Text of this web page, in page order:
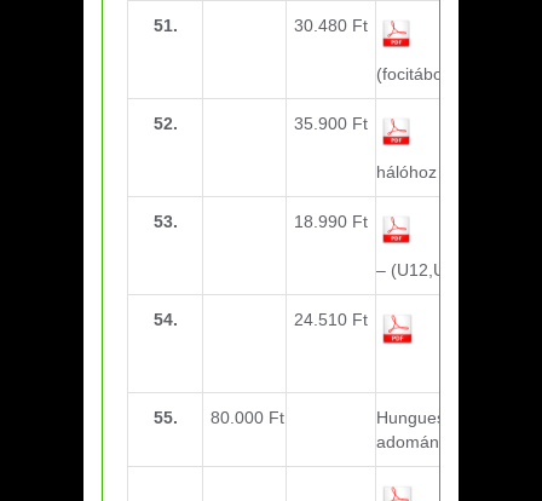
51. 30.480 Ft
(focitábor)
52. 35.900 Ft
hálóhoz
53. 18.990 Ft
– (U12,U15)
54. 24.510 Ft
55. 80.000 Ft
Hunguest Hotels Zrt.
adomány